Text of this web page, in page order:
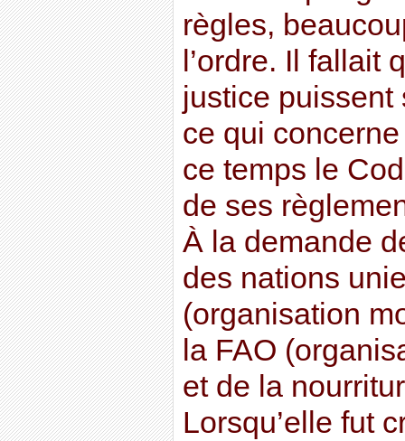
règles,
l’ordre. Il fallait
justice puissent
ce qui
ce temps le
de ses
À la demande
des nations
(organisation
la FAO
et de la
Lorsqu’elle fut